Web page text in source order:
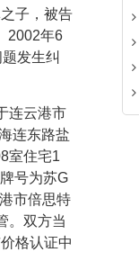
子，被告
2002年6
发生纠
连云港市
连东路盐
室住宅1
号为苏G
市倍思特
。双方当
格认证中